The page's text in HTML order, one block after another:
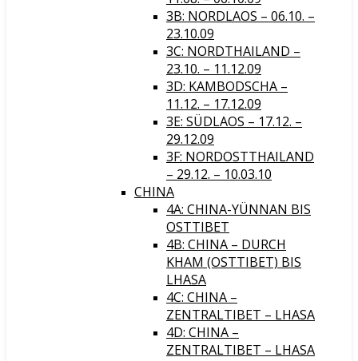
3B: NORDLAOS – 06.10. –
23.10.09
3C: NORDTHAILAND –
23.10. – 11.12.09
3D: KAMBODSCHA –
11.12. – 17.12.09
3E: SÜDLAOS – 17.12. –
29.12.09
3F: NORDOSTTHAILAND
– 29.12. – 10.03.10
CHINA
4A: CHINA-YÜNNAN BIS
OSTTIBET
4B: CHINA – DURCH
KHAM (OSTTIBET) BIS
LHASA
4C: CHINA –
ZENTRALTIBET – LHASA
4D: CHINA –
ZENTRALTIBET – LHASA